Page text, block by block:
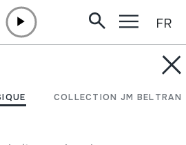
COLLECTION JM BELTRAN
FR
Ahozko